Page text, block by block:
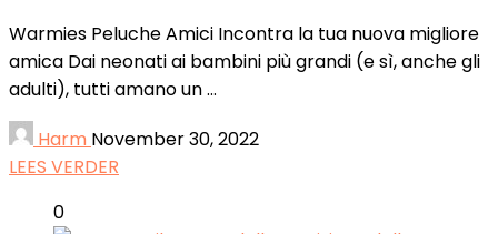
Warmies Peluche Amici Incontra la tua nuova migliore
amica Dai neonati ai bambini più grandi (e sì, anche gli
adulti), tutti amano un ...
Harm November 30, 2022
LEES VERDER
0